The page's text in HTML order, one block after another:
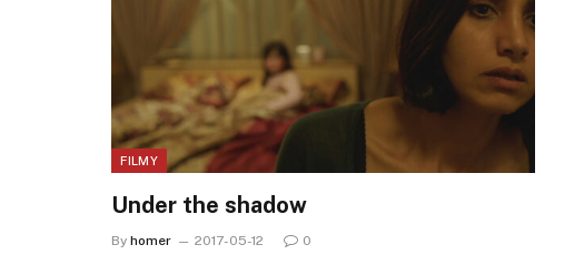
FILMY
Under the shadow
By homer 2017-05-12 0